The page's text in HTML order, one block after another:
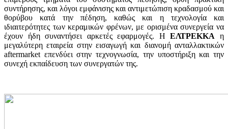
συντήρησης, και λόγοι εμφάνισης και αντιμετώπιση κραδασμού και
θορύβου κατά την πέδηση, καθώς και η τεχνολογία και
ιδιαιτερότητες των κεραμικών φρένων, με ορισμένα συνεργεία να
έχουν ήδη συναντήσει αρκετές εφαρμογές. ΗΕΛΤΡΕΚΚΑ η
μεγαλύτερη εταιρεία στην εισαγωγή και διανομή ανταλλακτικών
aftermarket επενδύει στην τεχνογνωσία, την υποστήριξη και την
συνεχή εκπαίδευση των συνεργατών της.